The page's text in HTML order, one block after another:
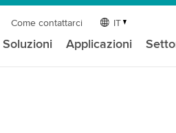
Come contattarci IT
Applicazioni